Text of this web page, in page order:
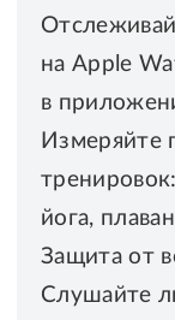
на Apple
в
Измеряйте
йога,
Защита от
Слушайте